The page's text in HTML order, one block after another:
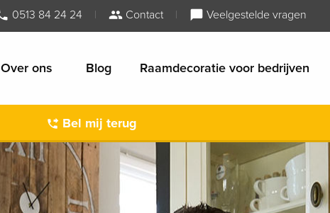
0513 84 24 24 Contact Veelgestelde vragen
Over ons Blog Raamdecoratie voor bedrijven
Bel mij terug